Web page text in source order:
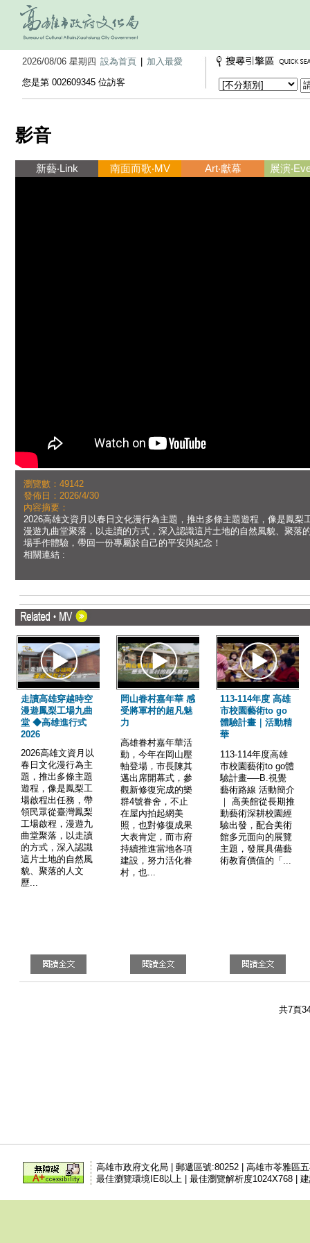
2026/08/06 星期四 設為首頁
加入最愛
您是第 002609345 位訪客
影音
新藝‧Link 南面而歌‧MV Art‧獻幕 展演
瀏覽數：49142
發佈日：2026/4/30
內容摘要：
2026高雄文資月以春日文化漫行為主題，推出多條主題遊程，像是鳳
漫遊九曲堂聚落，以走讀的方式，深入認識這片土地的自然風貌、聚落
場手作體驗，帶回一份專屬於自己的平安與紀念！
相關連結 :
走讀高雄穿越時空
漫遊鳳梨工場九曲
堂 ◆高雄進行式
2026
2026高雄文資月以
春日文化漫行為主
題，推出多條主題
遊程，像是鳳梨工
場啟程出任務，帶
領民眾從臺灣鳳梨
工場啟程，漫遊九
曲堂聚落，以走讀
的方式，深入認識
這片土地的自然風
貌、聚落的人文
歷...
岡山眷村嘉年華 感
受將軍村的超凡魅
力
高雄眷村嘉年華活
動，今年在岡山壓
軸登場，市長陳其
邁出席開幕式，參
觀新修復完成的樂
群4號眷舍，不止
在屋內拍起網美
照，也對修復成果
大表肯定，而市府
持續推進當地各項
建設，努力活化眷
村，也...
113-114年度 高雄
市校園藝術to go
體驗計畫｜活動精
華
113-114年度高雄
市校園藝術to go體
驗計畫──B.視覺
藝術路線 活動簡介
｜ 高美館從長期推
動藝術深耕校園經
驗出發，配合美術
館多元面向的展覽
主題，發展具備藝
術教育價值的「...
共7頁
高雄市政府文化局 | 郵遞區號:80252 | 高雄市苓雅區
最佳瀏覽環境IE8以上 | 最佳瀏覽解析度1024X768 |